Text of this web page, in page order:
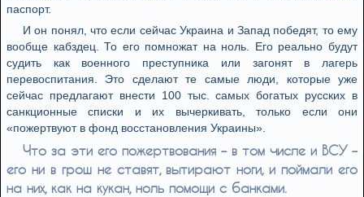
паспорт.
И он понял, что если сейчас Украина и Запад победят, то ему
вообще кабздец. То его помножат на ноль. Его реально будут
судить как военного преступника или загонят в лагерь
перевоспитания. Это сделают те самые люди, которые уже
сейчас предлагают внести 100 тыс. самых богатых русских в
санкционные списки и их вычеркивать, только если они
«пожертвуют в фонд восстановления Украины».
Что за эти его пожертвования – в том числе и ВСУ –
его ни в грош не ставят, вытирают ноги, и поймали его
на них, как на кукан, ноль помощи с банками.